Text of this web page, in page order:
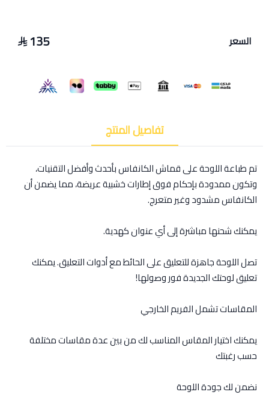
السعر 135
تفاصيل المنتج
تم طباعة اللوحة على قماش الكانفاس بأحدث وأفضل التقنيات،
وتكون ممدودة بإحكام فوق إطارات خشبية عريضة، مما يضمن أن
الكانفاس مشدود وغير متعرج.
يمكنك شحنها مباشرة إلى أي عنوان كهدية.
تصل اللوحة جاهزة للتعليق على الحائط مع أدوات التعليق. يمكنك
تعليق لوحتك الجديدة فور وصولها!
المقاسات تشمل الفريم الخارجي
يمكنك اختيار المقاس المناسب لك من بين عدة مقاسات مختلفة
حسب رغبتك
نضمن لك جودة اللوحة